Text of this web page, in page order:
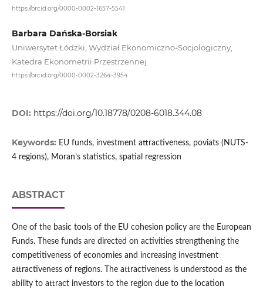
https://orcid.org/0000-0002-1657-5541
Barbara Dańska-Borsiak
Uniwersytet Łódzki, Wydział Ekonomiczno-Socjologiczny,
Katedra Ekonometrii Przestrzennej
https://orcid.org/0000-0002-3264-3954
DOI: https://doi.org/10.18778/0208-6018.344.08
Keywords: EU funds, investment attractiveness, poviats (NUTS-
4 regions), Moran’s statistics, spatial regression
ABSTRACT
One of the basic tools of the EU cohesion policy are the European
Funds. These funds are directed on activities strengthening the
competitiveness of economies and increasing investment
attractiveness of regions. The attractiveness is understood as the
ability to attract investors to the region due to the location